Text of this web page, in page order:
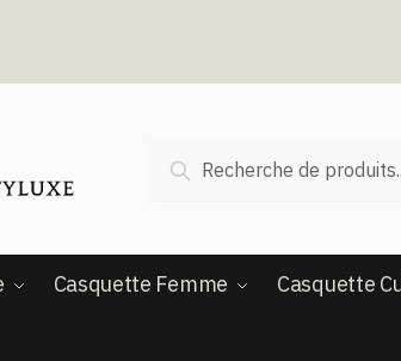
pour :
Recherche
Casquette Femme Casquette